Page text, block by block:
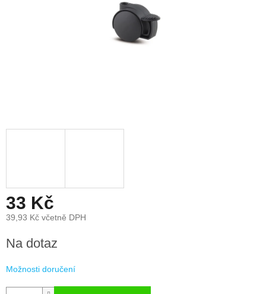
33 Kč
39,93 Kč včetně DPH
cena:
Na dotaz
Možnosti doručení